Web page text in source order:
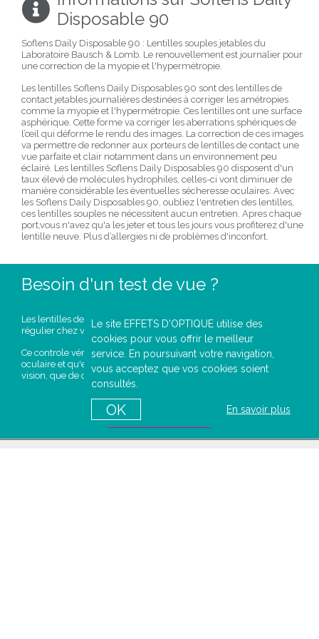
Disposable 90
Soflens Daily Disposable 90 : Lentilles souples jetables du
Laboratoire Bausch & Lomb. Le renouvellement est journalier pour
une correction de la myopie et l'hypermétropie.
Les lentilles Soflens Daily Disposables 90 sont des lentilles de
contact jetables journalières destinées à corriger les amétropies
comme la myopie et l'hypermétropie. Ces lentilles ont une surface
asphérique. Cette forme va corriger les aberrations sphériques de
l’œil qui déforme le rendu des images. La correction de ces images
va permettre de redonner aux porteurs de lentilles de contact une
vue parfaite et clair notamment dans un environnement peu
éclairé. Les lentilles Soflens Daily Disposables 90 disposent d'un
taux élevé de molécules hydrophiles, celles-ci vont diminuer de
manière considérable les éventuelles sécheresse oculaires. Avec
les Soflens Daily Disposables 90, oubliez l'entretien des lentilles,
ces lentilles souples ne nécessitent aucun entretien. Apres chaque
port,vous n'avez qu'a les jeter et tous les jours vous profiterez d'une
lentille neuve. Plus d’allergies ni de problèmes d'inconfort.
Besoin d'un test de vue ?
Les lentilles de contact sont un dispositif médical. Un controle
régulier chez votre opticien est primordial.
Ce controle vérifie que la lentille respecte votre physiologie
oculaire et qu'elle est bien adaptée à votre oeil, tant en terme de
vision, que de confort.
Le site EFFETS D'OPTIQUE utilise des
cookies pour vous offrir le meilleur
service. En poursuivant votre navigation,
vous acceptez que vos cookies soient
consultés.
En savoir plus
OK